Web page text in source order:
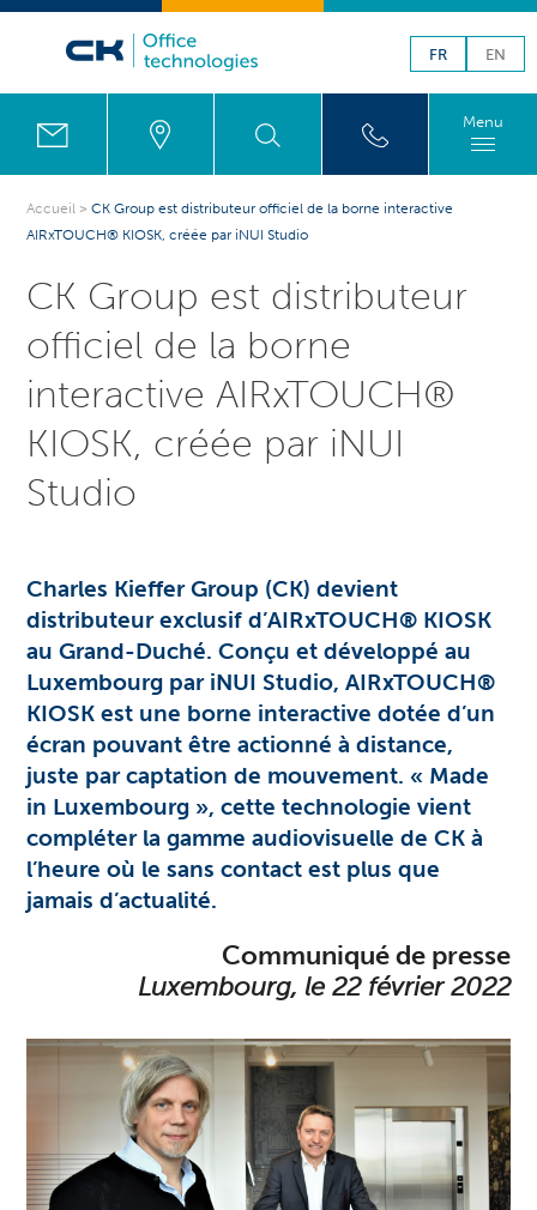
FR EN
Menu
Accueil >CK Group est distributeur officiel de la borne interactive
AIRxTOUCH® KIOSK, créée par iNUI Studio
CK Group est distributeur
officiel de la borne
interactive AIRxTOUCH®
KIOSK, créée par iNUI
Studio
Charles Kieffer Group (CK) devient
distributeur exclusif d’AIRxTOUCH® KIOSK
au Grand-Duché. Conçu et développé au
Luxembourg par iNUI Studio, AIRxTOUCH®
KIOSK est une borne interactive dotée d’un
écran pouvant être actionné à distance,
juste par captation de mouvement. « Made
in Luxembourg », cette technologie vient
compléter la gamme audiovisuelle de CK à
l’heure où le sans contact est plus que
jamais d’actualité.
Communiqué de presse
Luxembourg, le 22 février 2022